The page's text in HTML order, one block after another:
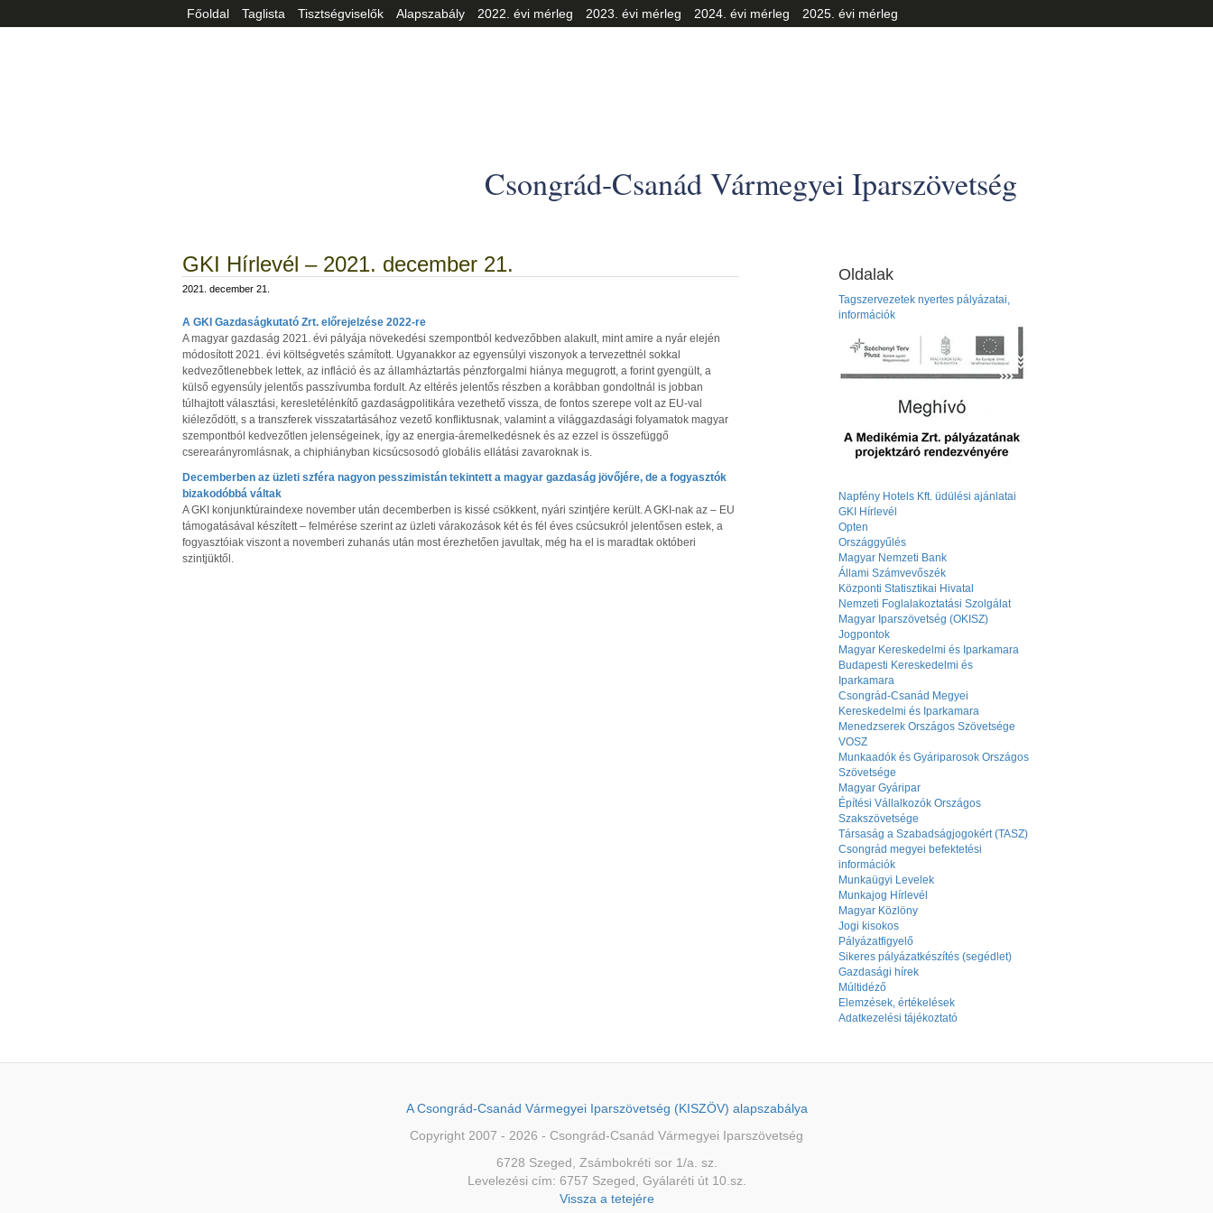
Főoldal Taglista Tisztségviselők Alapszabály 2022. évi mérleg 2023. évi mérleg 2024. évi mérleg 2025. évi mérleg
Csongrád-Csanád Vármegyei Iparszövetség
GKI Hírlevél – 2021. december 21.
2021. december 21.
A GKI Gazdaságkutató Zrt. előrejelzése 2022-re
A magyar gazdaság 2021. évi pályája növekedési szempontból kedvezőbben alakult, mint amire a nyár elején
módosított 2021. évi költségvetés számított. Ugyanakkor az egyensúlyi viszonyok a tervezettnél sokkal
kedvezőtlenebbek lettek, az infláció és az államháztartás pénzforgalmi hiánya megugrott, a forint gyengült, a
külső egyensúly jelentős passzívumba fordult. Az eltérés jelentős részben a korábban gondoltnál is jobban
túlhajtott választási, keresletélénkítő gazdaságpolitikára vezethető vissza, de fontos szerepe volt az EU-val
kiéleződött, s a transzferek visszatartásához vezető konfliktusnak, valamint a világgazdasági folyamatok magyar
szempontból kedvezőtlen jelenségeinek, így az energia-áremelkedésnek és az ezzel is összefüggő
cserearányromlásnak, a chiphiányban kicsúcsosodó globális ellátási zavaroknak is.
Decemberben az üzleti szféra nagyon pesszimistán tekintett a magyar gazdaság jövőjére, de a fogyasztók
bizakodóbbá váltak
A GKI konjunktúraindexe november után decemberben is kissé csökkent, nyári szintjére került. A GKI-nak az – EU
támogatásával készített – felmérése szerint az üzleti várakozások két és fél éves csúcsukról jelentősen estek, a
fogyasztóiak viszont a novemberi zuhanás után most érezhetően javultak, még ha el is maradtak októberi
szintjüktől.
Oldalak
Tagszervezetek nyertes pályázatai,
információk
Napfény Hotels Kft. üdülési ajánlatai
GKI Hírlevél
Opten
Országgyűlés
Magyar Nemzeti Bank
Állami Számvevőszék
Központi Statisztikai Hivatal
Nemzeti Foglalakoztatási Szolgálat
Magyar Iparszövetség (OKISZ)
Jogpontok
Magyar Kereskedelmi és Iparkamara
Budapesti Kereskedelmi és
Iparkamara
Csongrád-Csanád Megyei
Kereskedelmi és Iparkamara
Menedzserek Országos Szövetsége
VOSZ
Munkaadók és Gyáriparosok Országos
Szövetsége
Magyar Gyáripar
Építési Vállalkozók Országos
Szakszövetsége
Társaság a Szabadságjogokért (TASZ)
Csongrád megyei befektetési
információk
Munkaügyi Levelek
Munkajog Hírlevél
Magyar Közlöny
Jogi kisokos
Pályázatfigyelő
Sikeres pályázatkészítés (segédlet)
Gazdasági hírek
Múltidéző
Elemzések, értékelések
Adatkezelési tájékoztató
A Csongrád-Csanád Vármegyei Iparszövetség (KISZÖV) alapszabálya
Copyright 2007 - 2026 - Csongrád-Csanád Vármegyei Iparszövetség
6728 Szeged, Zsámbokréti sor 1/a. sz.
Levelezési cím: 6757 Szeged, Gyálaréti út 10.sz.
Vissza a tetejére